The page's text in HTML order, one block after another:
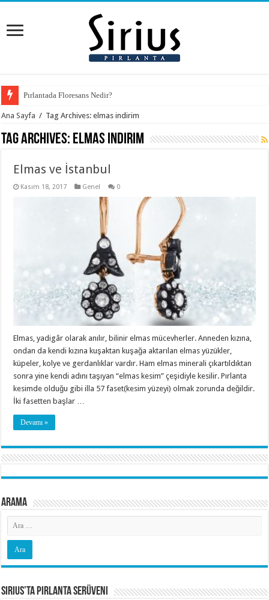
Pırlantada Floresans Nedir?
Ana Sayfa / Tag Archives: elmas indirim
Tag Archives: elmas indirim
Elmas ve İstanbul
Kasım 18, 2017 Genel 0
Elmas, yadigâr olarak anılır, bilinir elmas mücevherler. Anneden kızına,
ondan da kendi kızına kuşaktan kuşağa aktarılan elmas yüzükler,
küpeler, kolye ve gerdanlıklar vardır. Ham elmas minerali çıkartıldıktan
sonra yine kendi adını taşıyan “elmas kesim” çeşidiyle kesilir. Pırlanta
kesimde olduğu gibi illa 57 faset(kesim yüzeyi) olmak zorunda değildir.
İki fasetten başlar …
Devamı »
Arama
Sirius’ta Pırlanta Serüveni